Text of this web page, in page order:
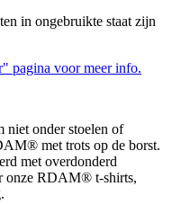
in ongebruikte staat zijn
pagina voor meer info.
niet onder stoelen of
met trots op de borst.
met overdonderd
onze RDAM® t-shirts,